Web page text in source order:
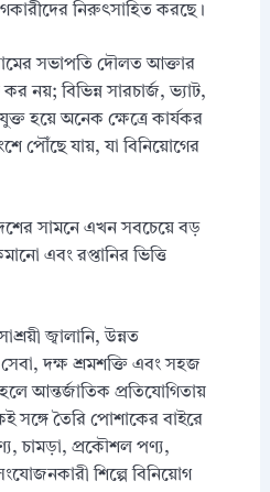
নিরুৎসাহিত করছে।
সভাপতি দৌলত আক্তার
নয়; বিভিন্ন সারচার্জ, ভ্যাট,
হয়ে অনেক ক্ষেত্রে কার্যকর
পৌঁছে যায়, যা বিনিয়োগের
সামনে এখন সবচেয়ে বড়
এবং রপ্তানির ভিত্তি
জ্বালানি, উন্নত
দক্ষ শ্রমশক্তি এবং সহজ
আন্তর্জাতিক প্রতিযোগিতায়
সঙ্গে তৈরি পোশাকের বাইরে
চামড়া, প্রকৌশল পণ্য,
শিল্পে বিনিয়োগ